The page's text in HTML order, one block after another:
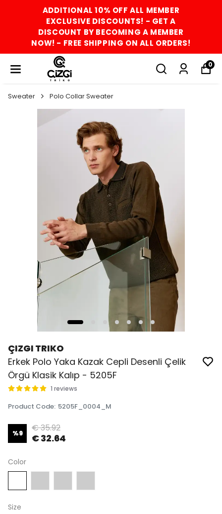
ADDITIONAL 10% OFF ALL MEMBER
EXCLUSIVE DISCOUNTS! - GET A
DISCOUNT BY BECOMING A MEMBER
NOW! - FREE SHIPPING ON ALL ORDERS!
0
Sweater Polo Collar Sweater
ÇIZGI TRIKO
Erkek Polo Yaka Kazak Cepli Desenli Çelik
Örgü Klasik Kalıp - 5205F
1 reviews
Product Code: 5205F_0004_M
%9 € 35.92
€ 32.64
Color
Size